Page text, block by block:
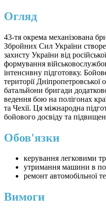
Огляд
43-тя окрема механізована
Збройних Сил України
захисту України від
формування
інтенсивну підготовку.
території Дніпропетровської
батальйони бригади
ведення бою на полігонах
та Чехії. Ця міжнародна
бойового досвіду та
Обов'язки
керування легковими
утримання машини в
ремонт автомобільної
Вимоги